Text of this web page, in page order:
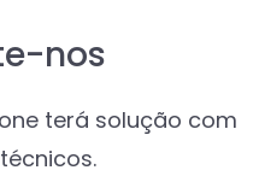
nos
terá solução com